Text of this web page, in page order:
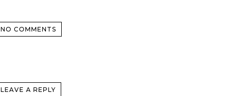
NO COMMENTS
LEAVE A REPLY